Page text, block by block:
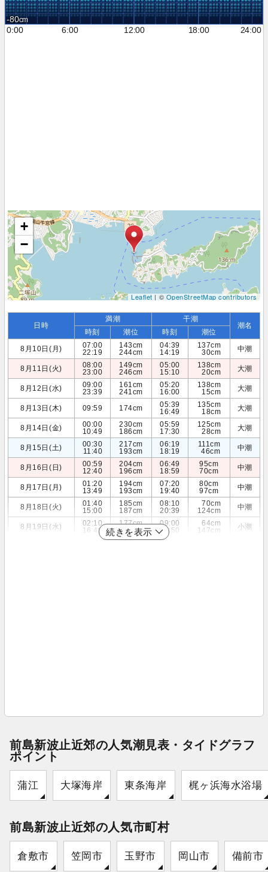
-80
0:00
6:00 12:00 18:00 24:00
+
−
Leaflet| ©OpenStreetMap contributors
日時
満潮 干潮
潮名
時刻 潮位 時刻
潮位
8月10日(月)
07:00
22:19
143cm
244cm
04:39
14:19
137cm
30cm
中潮
8月11日(火)
08:00
23:00
149cm
246cm
05:00
15:10
138cm
20cm
大潮
8月12日(水)
09:00
23:39
161cm
241cm
05:20
16:00
138cm
15cm
大潮
8月13日(木) 09:59 174cm
05:39
16:49
135cm
18cm
大潮
8月14日(金)
00:00
10:49
230cm
186cm
05:59
17:30
125cm
28cm
大潮
8月15日(土)
00:30
11:40
217cm
193cm
06:19
18:19
111cm
46cm
中潮
8月16日(日)
00:59
12:40
204cm
196cm
06:49
18:59
95cm
70cm
中潮
8月17日(月)
01:20
13:49
194cm
193cm
07:20
19:40
80cm
97cm
中潮
8月18日(火)
01:40
15:00
185cm
187cm
08:10
20:39
70cm
124cm
中潮
8月19日(水)
02:10
16:49
177cm
184cm
09:00
21:50
64cm
147cm
小潮
続きを表示
前島新波止近郊の人気潮見表・タイドグラフ
ポイント
蒲江 大塚海岸 東条海岸 梶ヶ浜海水浴場
前島新波止近郊の人気市町村
倉敷市 笠岡市 玉野市 岡山市 備前市